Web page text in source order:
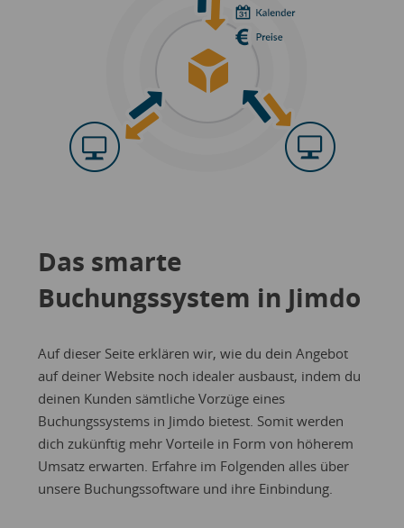
Das smarte
Buchungssystem in Jimdo
Auf dieser Seite erklären wir, wie du dein Angebot
auf deiner Website noch idealer ausbaust, indem du
deinen Kunden sämtliche Vorzüge eines
Buchungssystems in Jimdo bietest. Somit werden
dich zukünftig mehr Vorteile in Form von höherem
Umsatz erwarten. Erfahre im Folgenden alles über
unsere Buchungssoftware und ihre Einbindung.